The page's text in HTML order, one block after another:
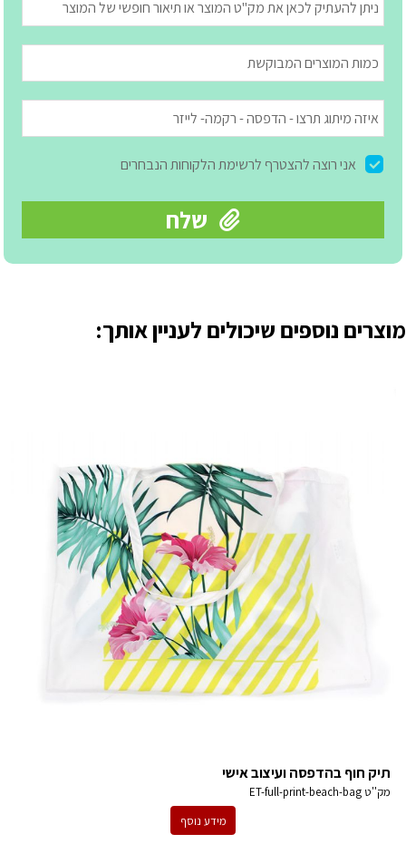
מוצרים נוספים שיכולים לעניין אותך:
תיק חוף בהדפסה ועיצוב אישי
מק''טET-full-print-beach-bag
מידע נוסף